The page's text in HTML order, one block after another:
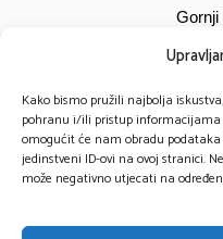
Kako bismo pružili najbolja
pohranu i/ili pristup informacijama
omogućit će nam obradu
jedinstveni ID-ovi na ovoj stranici.
može negativno utjecati na
Gornji
Bana
Tel: 098 284
091 430